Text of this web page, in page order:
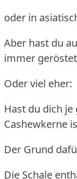
oder in
Aber hast du
immer
Oder viel eher:
Hast du dich
Cashewkerne
Der Grund
Die Schale